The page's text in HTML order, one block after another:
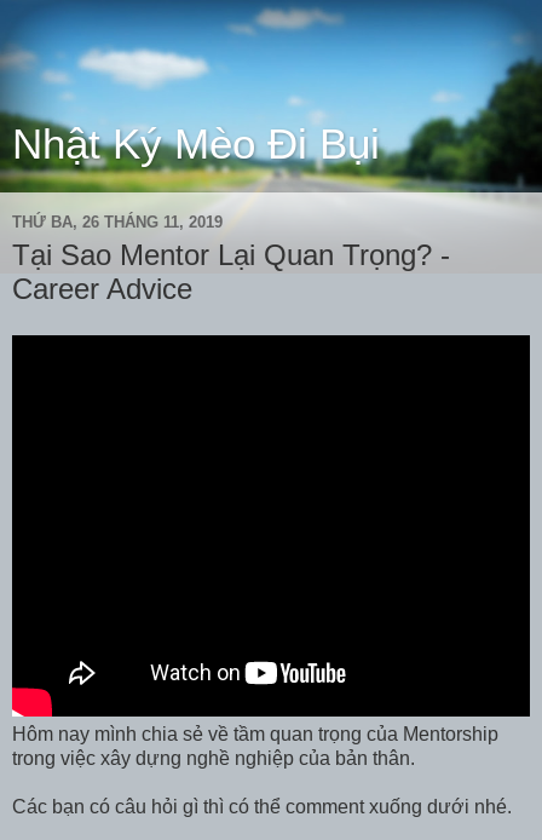
Nhật Ký Mèo Đi Bụi
THỨ BA, 26 THÁNG 11, 2019
Tại Sao Mentor Lại Quan Trọng? -
Career Advice
Hôm nay mình chia sẻ về tầm quan trọng của Mentorship
trong việc xây dựng nghề nghiệp của bản thân.
Các bạn có câu hỏi gì thì có thể comment xuống dưới nhé.